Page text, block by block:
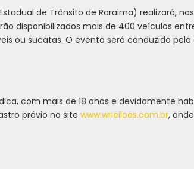
de Trânsito de Roraima) realizará,
disponibilizados mais de 400 veículos
ou sucatas. O evento será conduzido pela
com mais de 18 anos e devidamente
prévio no site www.wrleiloes.com.br,